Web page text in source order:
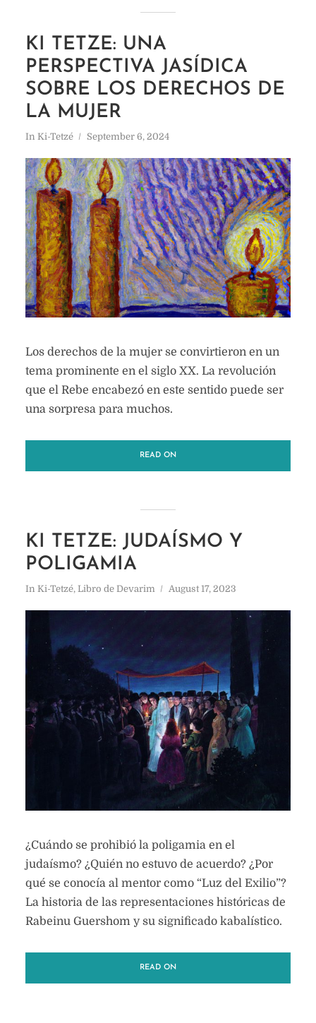
KI TETZE: UNA
PERSPECTIVA JASÍDICA
SOBRE LOS DERECHOS DE
LA MUJER
In Ki-Tetzé September 6, 2024
Los derechos de la mujer se convirtieron en un
tema prominente en el siglo XX. La revolución
que el Rebe encabezó en este sentido puede ser
una sorpresa para muchos.
READ ON
KI TETZE: JUDAÍSMO Y
POLIGAMIA
In Ki-Tetzé, Libro de Devarim August 17, 2023
¿Cuándo se prohibió la poligamia en el
judaísmo? ¿Quién no estuvo de acuerdo? ¿Por
qué se conocía al mentor como “Luz del Exilio”?
La historia de las representaciones históricas de
Rabeinu Guershom y su significado kabalístico.
READ ON